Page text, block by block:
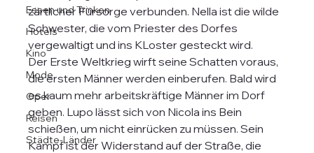
Essen und Trinken
Hotels
Kino
Mode
Oper
Reisen
Städte-Länder
zärtlicher Fürsorge verbunden. Nella ist die wilde
Schwester, die vom Priester des Dorfes
vergewaltigt und ins KLoster gesteckt wird.
Der Erste Weltkrieg wirft seine Schatten voraus,
die ersten Männer werden einberufen. Bald wird
es kaum mehr arbeitskräftige Männer im Dorf
geben. Lupo lässt sich von Nicola ins Bein
schießen, um nicht einrücken zu müssen. Sein
Kampf ist der Widerstand auf der Straße, die